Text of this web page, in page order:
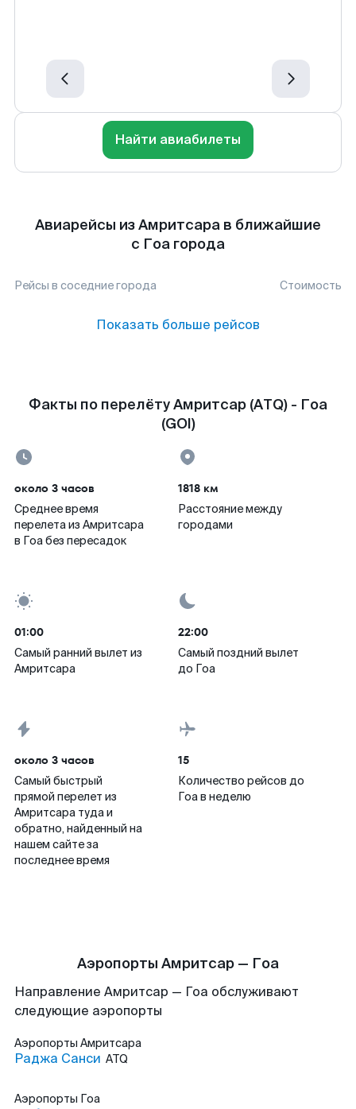
Найти авиабилеты
Авиарейсы из Амритсара в ближайшие
с Гоа города
Рейсы в соседние города Стоимость
Показать больше рейсов
Факты по перелёту Амритсар (ATQ) - Гоа
(GOI)
около 3 часов
Среднее время
перелета из Амритсара
в Гоа без пересадок
1818 км
Расстояние между
городами
01:00
Самый ранний вылет из
Амритсара
22:00
Самый поздний вылет
до Гоа
около 3 часов
Самый быстрый
прямой перелет из
Амритсара туда и
обратно, найденный на
нашем сайте за
последнее время
15
Количество рейсов до
Гоа в неделю
Аэропорты Амритсар — Гоа
Направление Амритсар — Гоа обслуживают
следующие аэропорты
Аэропорты Амритсара
Раджа Санси ATQ
Аэропорты Гоа